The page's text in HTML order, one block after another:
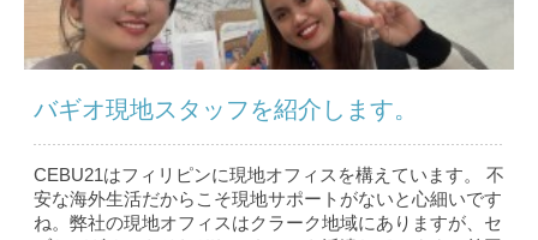
バギオ現地スタッフを紹介します。
CEBU21はフィリピンに現地オフィスを構えています。 不
安な海外生活だからこそ現地サポートがないと心細いです
ね。弊社の現地オフィスはクラーク地域にありますが、セ